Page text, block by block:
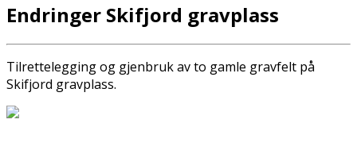
Endringer Skifjord gravplass
Tilrettelegging og gjenbruk av to gamle gravfelt på
Skifjord gravplass.